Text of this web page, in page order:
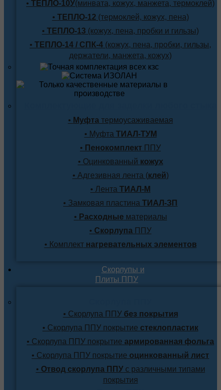
• ТЕПЛО-10У(минвата, кожух, манжета, термоклей)
• ТЕПЛО-12 (термоклей, кожух, пена)
• ТЕПЛО-13 (кожух, пена, пробки и гильзы)
• ТЕПЛО-14 / СПК-4 (кожух, пена, пробки, гильзы,
держатели, манжета, кожух)
• Муфтатермоусаживаемая
• Муфта ТИАЛ-ТУМ
• Пенокомплект ППУ
• Оцинкованный кожух
• Адгезивная лента (клей)
• Лента ТИАЛ-М
• Замковая пластина ТИАЛ-ЗП
• Расходные материалы
• Скорлупа ППУ
• Комплектнагревательных элементов
Скорлупы и
Плиты ППУ
• Скорлупа ППУбез покрытия
• Скорлупа ППУ покрытие стеклопластик
• Скорлупа ППУ покрытие армированная фольга
• Скорлупа ППУ покрытие оцинкованный лист
• Отвод скорлупа ППУс различными типами
покрытия